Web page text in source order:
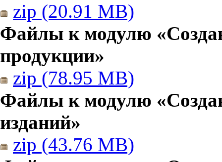
zip (20.91 MB)
Файлы к модулю
продукции»
zip (78.95 MB)
Файлы к модулю
изданий»
zip (43.76 MB)